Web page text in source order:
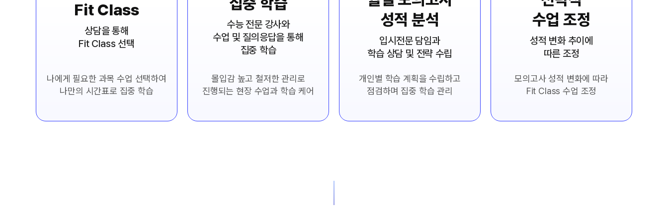
Fit Class
상담을 통해
Fit Class 선택
나에게 필요한 과목 수업 선택하여
나만의 시간표로 집중 학습
수능 전문 강사와
수업 및 질의응답을 통해
집중 학습
몰입감 높고 철저한 관리로
진행되는 현장 수업과 학습 케어
성적 분석
입시전문 담임과
학습 상담 및 전략 수립
개인별 학습 계획을 수립하고
점검하며 집중 학습 관리
수업 조정
성적 변화 추이에
따른 조정
모의고사 성적 변화에 따라
Fit Class 수업 조정